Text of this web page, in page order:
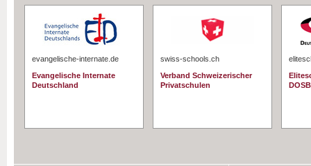
evangelische-internate.de
Evangelische Internate
Deutschland
swiss-schools.ch
Verband Schweizerischer
Privatschulen
DOSB